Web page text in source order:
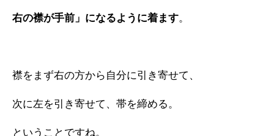
右の襟が手前」になるように着ます。
襟をまず右の方から自分に引き寄せて、
次に左を引き寄せて、帯を締める。
ということですね。